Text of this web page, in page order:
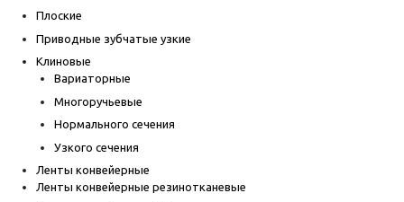
Плоские
Приводные зубчатые узкие
Клиновые
Вариаторные
Многоручьевые
Нормального сечения
Узкого сечения
Ленты конвейерные
Ленты конвейерные резинотканевые